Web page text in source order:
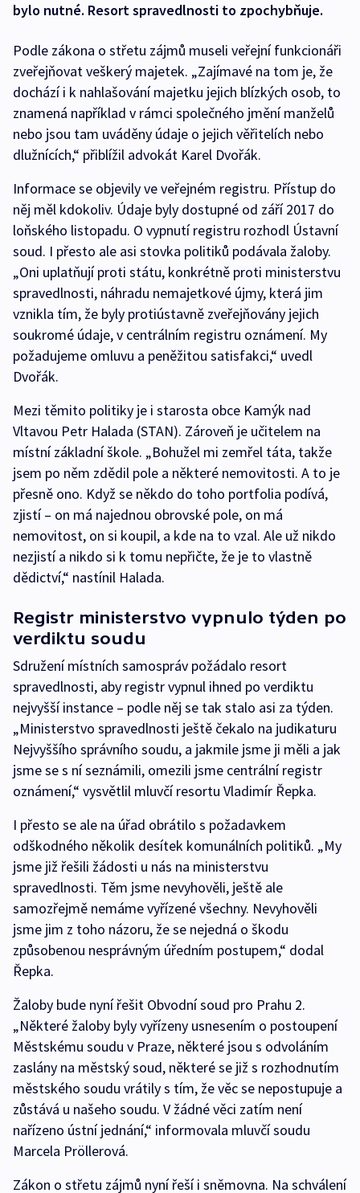
bylo nutné. Resort spravedlnosti to zpochybňuje.
Podle zákona o střetu zájmů museli veřejní funkcionáři
zveřejňovat veškerý majetek. „Zajímavé na tom je, že
dochází i k nahlašování majetku jejich blízkých osob, to
znamená například v rámci společného jmění manželů
nebo jsou tam uváděny údaje o jejich věřitelích nebo
dlužnících,“ přiblížil advokát Karel Dvořák.
Informace se objevily ve veřejném registru. Přístup do
něj měl kdokoliv. Údaje byly dostupné od září 2017 do
loňského listopadu. O vypnutí registru rozhodl Ústavní
soud. I přesto ale asi stovka politiků podávala žaloby.
„Oni uplatňují proti státu, konkrétně proti ministerstvu
spravedlnosti, náhradu nemajetkové újmy, která jim
vznikla tím, že byly protiústavně zveřejňovány jejich
soukromé údaje, v centrálním registru oznámení. My
požadujeme omluvu a peněžitou satisfakci,“ uvedl
Dvořák.
Mezi těmito politiky je i starosta obce Kamýk nad
Vltavou Petr Halada (STAN). Zároveň je učitelem na
místní základní škole. „Bohužel mi zemřel táta, takže
jsem po něm zdědil pole a některé nemovitosti. A to je
přesně ono. Když se někdo do toho portfolia podívá,
zjistí – on má najednou obrovské pole, on má
nemovitost, on si koupil, a kde na to vzal. Ale už nikdo
nezjistí a nikdo si k tomu nepřičte, že je to vlastně
dědictví,“ nastínil Halada.
Registr ministerstvo vypnulo týden po
verdiktu soudu
Sdružení místních samospráv požádalo resort
spravedlnosti, aby registr vypnul ihned po verdiktu
nejvyšší instance – podle něj se tak stalo asi za týden.
„Ministerstvo spravedlnosti ještě čekalo na judikaturu
Nejvyššího správního soudu, a jakmile jsme ji měli a jak
jsme se s ní seznámili, omezili jsme centrální registr
oznámení,“ vysvětlil mluvčí resortu Vladimír Řepka.
I přesto se ale na úřad obrátilo s požadavkem
odškodného několik desítek komunálních politiků. „My
jsme již řešili žádosti u nás na ministerstvu
spravedlnosti. Těm jsme nevyhověli, ještě ale
samozřejmě nemáme vyřízené všechny. Nevyhověli
jsme jim z toho názoru, že se nejedná o škodu
způsobenou nesprávným úředním postupem,“ dodal
Řepka.
Žaloby bude nyní řešit Obvodní soud pro Prahu 2.
„Některé žaloby byly vyřízeny usnesením o postoupení
Městskému soudu v Praze, některé jsou s odvoláním
zaslány na městský soud, některé se již s rozhodnutím
městského soudu vrátily s tím, že věc se nepostupuje a
zůstává u našeho soudu. V žádné věci zatím není
nařízeno ústní jednání,“ informovala mluvčí soudu
Marcela Pröllerová.
Zákon o střetu zájmů nyní řeší i sněmovna. Na schválení